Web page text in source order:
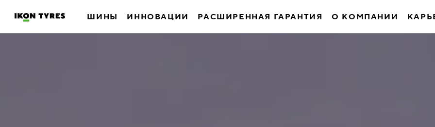
ШИНЫ ИННОВАЦИИ РАСШИРЕННАЯ ГАРАНТИЯ О КОМПАНИИ